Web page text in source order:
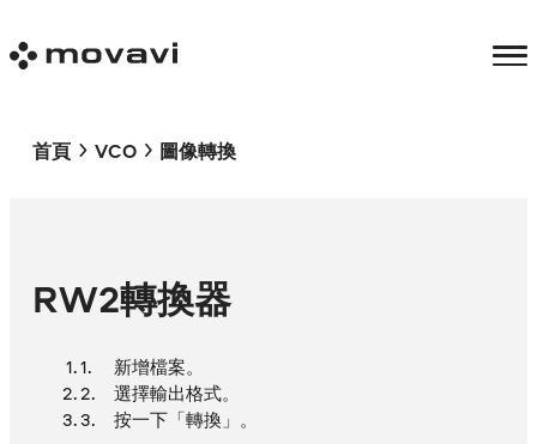
首頁 VCO 圖像轉換
RW2轉換器
新增檔案。
選擇輸出格式。
按一下「轉換」。